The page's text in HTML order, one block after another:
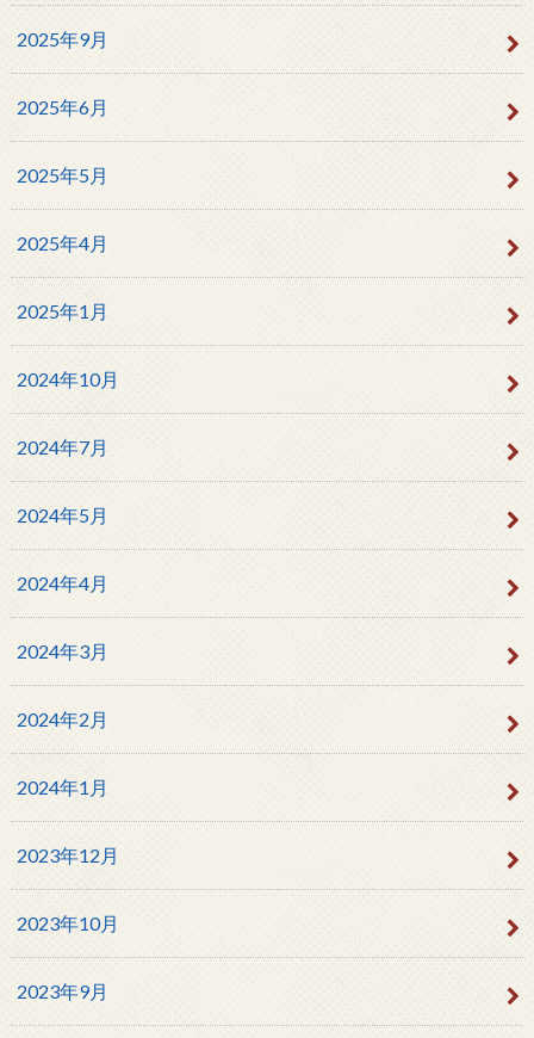
2025年9月
2025年6月
2025年5月
2025年4月
2025年1月
2024年10月
2024年7月
2024年5月
2024年4月
2024年3月
2024年2月
2024年1月
2023年12月
2023年10月
2023年9月